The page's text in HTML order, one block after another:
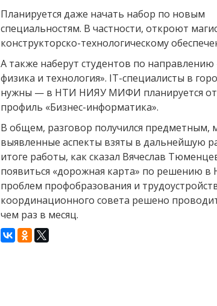
Планируется даже начать набор по новым
специальностям. В частности, откроют
конструкторско-технологическому
А также наберут студентов по направлению
физика и технология». IT-специалисты в
нужны — в НТИ НИЯУ МИФИ планируется
профиль «Бизнес-информатика».
В общем, разговор получился предметным,
выявленные аспекты взяты в дальнейшую
итоге работы, как сказал Вячеслав
появиться «дорожная карта» по решению в
проблем профобразования и
координационного совета решено
чем раз в месяц.